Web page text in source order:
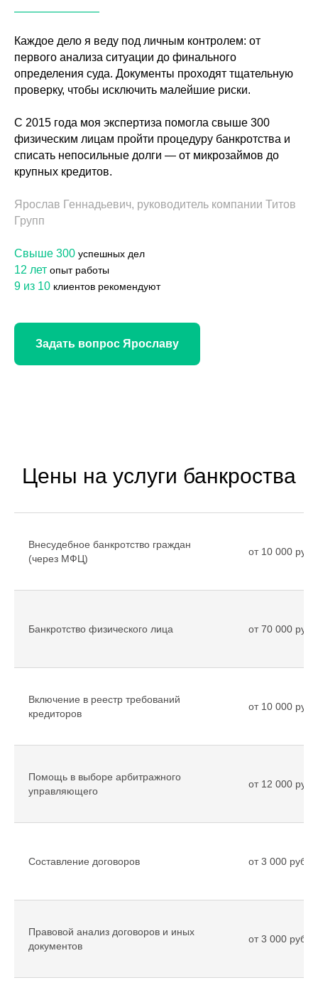
Каждое дело я веду под личным контролем: от
первого анализа ситуации до финального
определения суда. Документы проходят тщательную
проверку, чтобы исключить малейшие риски.
С 2015 года моя экспертиза помогла свыше 300
физическим лицам пройти процедуру банкротства и
списать непосильные долги — от микрозаймов до
крупных кредитов.
Ярослав Геннадьевич, руководитель компании Титов
Групп
Свыше 300 успешных дел
12 лет опыт работы
9 из 10 клиентов рекомендуют
Задать вопрос Ярославу
Цены на услуги банкроства
Внесудебное банкротство граждан
(через МФЦ)
от 10 000
Банкротство физического лица от 70 000
Включение в реестр требований
кредиторов
от 10 000
Помощь в выборе арбитражного
управляющего
от 12 000
Составление договоров от 3 000
Правовой анализ договоров и иных
документов
от 3 000